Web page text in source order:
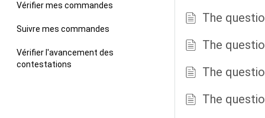
The
The
The
The
Vérifier mes commandes
Suivre mes commandes
Vérifier l'avancement des
contestations